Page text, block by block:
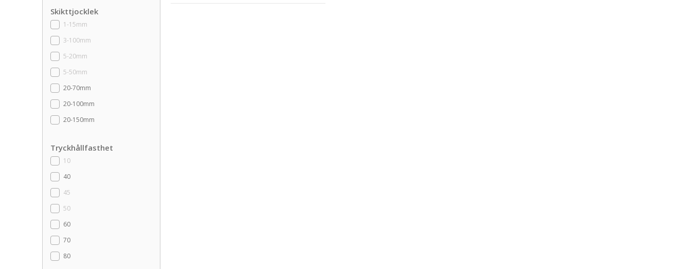
Skikttjocklek
1-15mm
3-100mm
5-20mm
5-50mm
20-70mm
20-100mm
20-150mm
Tryckhållfasthet
10
40
45
50
60
70
80